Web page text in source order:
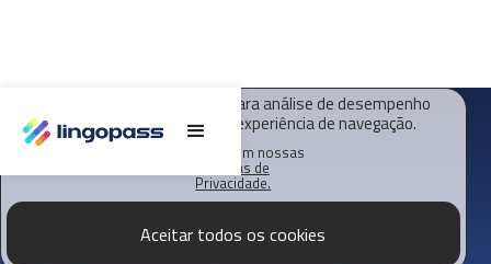
O Lingopass utiliza cookies para análise de desempenho
deste site e melhorar sua experiência de navegação.
Saiba mais em nossas
Políticas de
Privacidade.
Aceitar todos os cookies